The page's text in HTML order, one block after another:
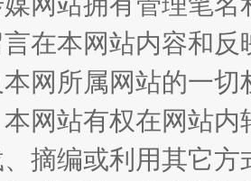
工荒背后
言在本网站内容和
网所属网站的一
网站有权在网站
摘编或利用其它